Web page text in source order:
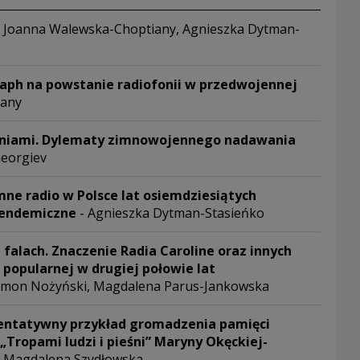
Joanna Walewska-Choptiany, Agnieszka Dytman-
na powstanie radiofonii w przedwojennej
Dylematy zimnowojennego nadawania
radio w Polsce lat osiemdziesiątych
- Agnieszka Dytman-Stasieńko
Znaczenie Radia Caroline oraz innych
w drugiej połowie lat
Nożyński, Magdalena Parus-Jankowska
przykład gromadzenia pamięci
ludzi i pieśni” Maryny Okęckiej-